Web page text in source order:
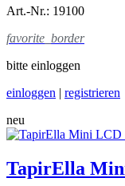
Art.-Nr.: 19100
favorite_border
bitte einloggen
einloggen | registrieren
neu
TapirElla